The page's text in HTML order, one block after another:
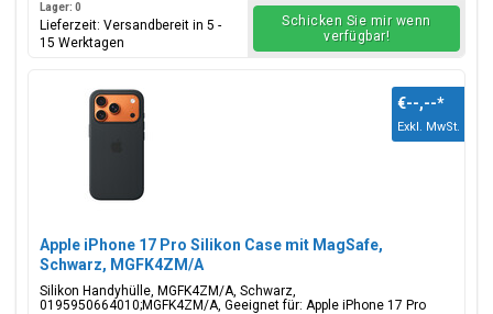
Lager: 0
Lieferzeit: Versandbereit in 5 -
15 Werktagen
Schicken Sie mir wenn
verfügbar!
Apple iPhone 17 Pro Silikon Case mit MagSafe,
Schwarz, MGFK4ZM/A
Silikon Handyhülle, MGFK4ZM/A, Schwarz,
0195950664010;MGFK4ZM/A, Geeignet für: Apple iPhone 17 Pro
€--,--*
Exkl. MwSt.